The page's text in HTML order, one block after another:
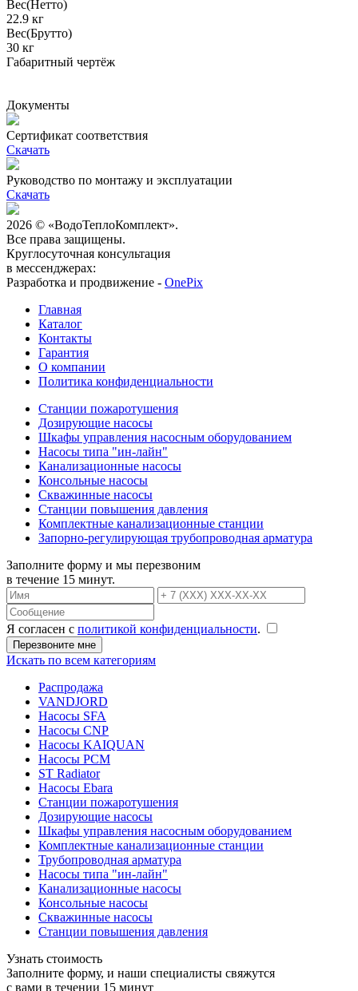
Вес(Нетто)
22.9 кг
Вес(Брутто)
30 кг
Габаритный чертёж
Документы
Сертификат соответствия
Скачать
Руководство по монтажу и эксплуатации
Скачать
2026 © «ВодоТеплоКомплект».
Все права защищены.
Круглосуточная консультация
в мессенджерах:
Разработка и продвижение - OnePix
Главная
Каталог
Контакты
Гарантия
О компании
Политика конфиденциальности
Станции пожаротушения
Дозирующие насосы
Шкафы управления насосным оборудованием
Насосы типа "ин-лайн"
Канализационные насосы
Консольные насосы
Скважинные насосы
Станции повышения давления
Комплектные канализационные станции
Запорно-регулирующая трубопроводная арматура
Заполните форму и мы перезвоним
в течение 15 минут.
Я согласен с политикой конфиденциальности.
Искать по всем категориям
Распродажа
VANDJORD
Насосы SFA
Насосы CNP
Насосы KAIQUAN
Насосы PCM
ST Radiator
Насосы Ebara
Станции пожаротушения
Дозирующие насосы
Шкафы управления насосным оборудованием
Комплектные канализационные станции
Трубопроводная арматура
Насосы типа "ин-лайн"
Канализационные насосы
Консольные насосы
Скважинные насосы
Станции повышения давления
Узнать стоимость
Заполните форму, и наши специалисты свяжутся
с вами в течении 15 минут